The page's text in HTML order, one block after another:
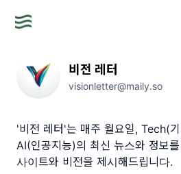
비전 레터
visionletter@maily.so
'비전 레터'는 매주 월요일, Tech(
AI(인공지능)의 최신 뉴스와 정보
사이트와 비전을 제시해드립니다.